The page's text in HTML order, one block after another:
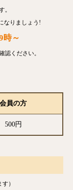
。
なりましょう!
時～
認ください。
会員の方
500円
）